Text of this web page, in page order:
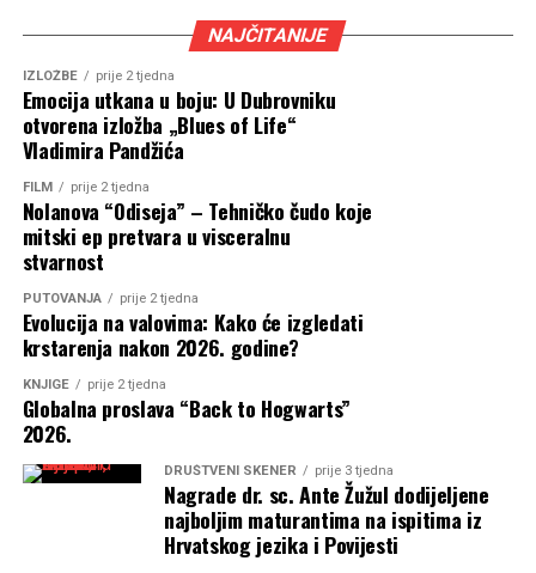
NAJČITANIJE
IZLOŽBE prije 2 tjedna
Emocija utkana u boju: U Dubrovniku
otvorena izložba „Blues of Life“
Vladimira Pandžića
FILM prije 2 tjedna
Nolanova “Odiseja” – Tehničko čudo koje
mitski ep pretvara u visceralnu
stvarnost
PUTOVANJA prije 2 tjedna
Evolucija na valovima: Kako će izgledati
krstarenja nakon 2026. godine?
KNJIGE prije 2 tjedna
Globalna proslava “Back to Hogwarts”
2026.
DRUŠTVENI SKENER prije 3 tjedna
Nagrade dr. sc. Ante Žužul dodijeljene
najboljim maturantima na ispitima iz
Hrvatskog jezika i Povijesti